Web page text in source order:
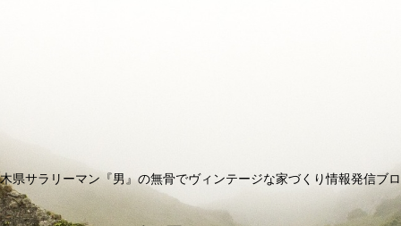
県サラリーマン『男』の無骨でヴィンテージな家づくり情報発信ブ